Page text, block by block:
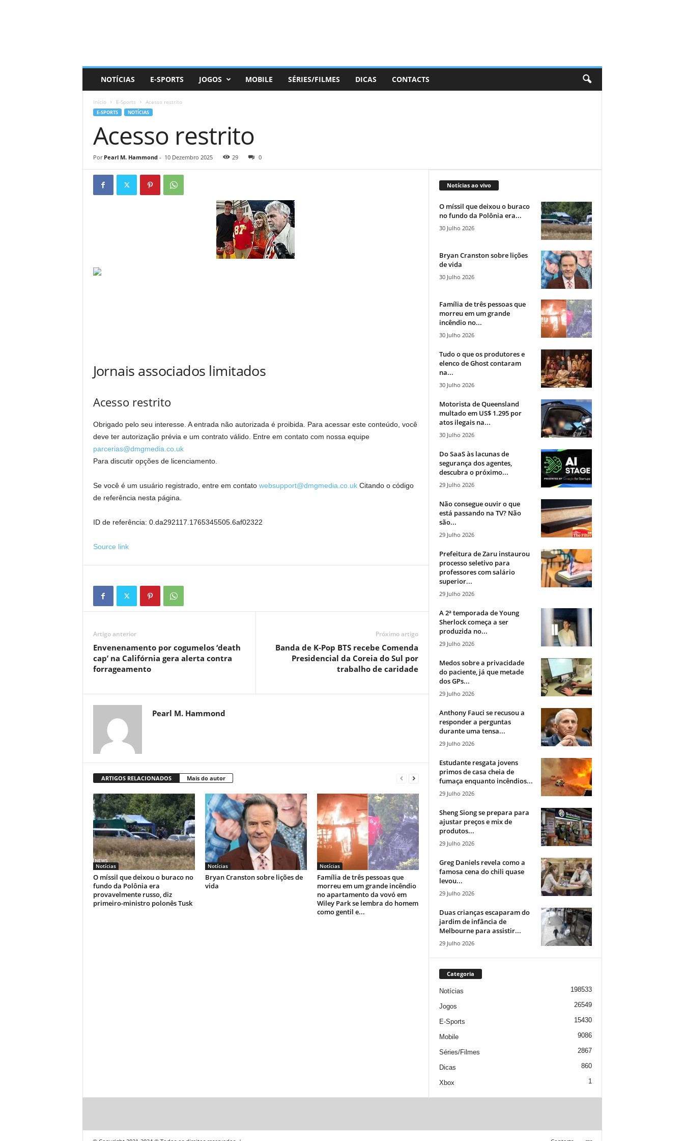
NOTÍCIAS E-SPORTS JOGOS MOBILE SÉRIES/FILMES DICAS CONTACTS
Início E-Sports Acesso restrito
E-SPORTS NOTÍCIAS
Acesso restrito
Por Pearl M. Hammond- 10 Dezembro 2025 29 0
Jornais associados limitados
Acesso restrito
Obrigado pelo seu interesse. A entrada não autorizada é proibida. Para acessar este conteúdo, você
deve ter autorização prévia e um contrato válido. Entre em contato com nossa equipe
parcerias@dmgmedia.co.uk
Para discutir opções de licenciamento.
Se você é um usuário registrado, entre em contato websupport@dmgmedia.co.ukCitando o código
de referência nesta página.
ID de referência: 0.da292117.1765345505.6af02322
Source link
Artigo anterior
Envenenamento por cogumelos ‘death
cap’ na Califórnia gera alerta contra
forrageamento
Próximo artigo
Banda de K-Pop BTS recebe Comenda
Presidencial da Coreia do Sul por
trabalho de caridade
Pearl M. Hammond
ARTIGOS RELACIONADOS Mais do autor
Notícias
O míssil que deixou o buraco no
fundo da Polônia era
provavelmente russo, diz
primeiro-ministro polonês Tusk
Notícias
Bryan Cranston sobre lições de
vida
Notícias
Família de três pessoas que
morreu em um grande incêndio
no apartamento da vovó em
Wiley Park se lembra do homem
como gentil e...
Notícias ao vivo
O míssil que deixou o buraco
no fundo da Polônia era...
30 Julho 2026
Bryan Cranston sobre lições
de vida
30 Julho 2026
Família de três pessoas que
morreu em um grande
incêndio no...
30 Julho 2026
Tudo o que os produtores e
elenco de Ghost contaram
na...
30 Julho 2026
Motorista de Queensland
multado em US$ 1.295 por
atos ilegais na...
30 Julho 2026
Do SaaS às lacunas de
segurança dos agentes,
descubra o próximo...
29 Julho 2026
Não consegue ouvir o que
está passando na TV? Não
são...
29 Julho 2026
Prefeitura de Zaru instaurou
processo seletivo para
professores com salário
superior...
29 Julho 2026
A 2ª temporada de Young
Sherlock começa a ser
produzida no...
29 Julho 2026
Medos sobre a privacidade
do paciente, já que metade
dos GPs...
29 Julho 2026
Anthony Fauci se recusou a
responder a perguntas
durante uma tensa...
29 Julho 2026
Estudante resgata jovens
primos de casa cheia de
fumaça enquanto incêndios...
29 Julho 2026
Sheng Siong se prepara para
ajustar preços e mix de
produtos...
29 Julho 2026
Greg Daniels revela como a
famosa cena do chili quase
levou...
29 Julho 2026
Duas crianças escaparam do
jardim de infância de
Melbourne para assistir...
29 Julho 2026
Categoria
Notícias 198533
Jogos 26549
E-Sports 15430
Mobile 9086
Séries/Filmes 2867
Dicas 860
Xbox 1